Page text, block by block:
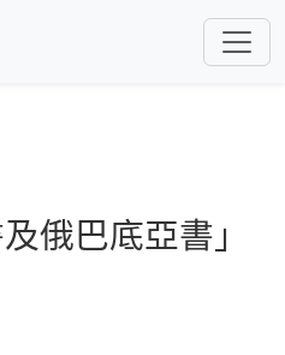
俄巴底亞書」